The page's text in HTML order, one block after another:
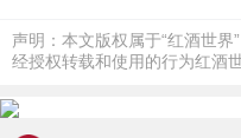
声明：本文版权属于“红酒世
经授权转载和使用的行为红酒